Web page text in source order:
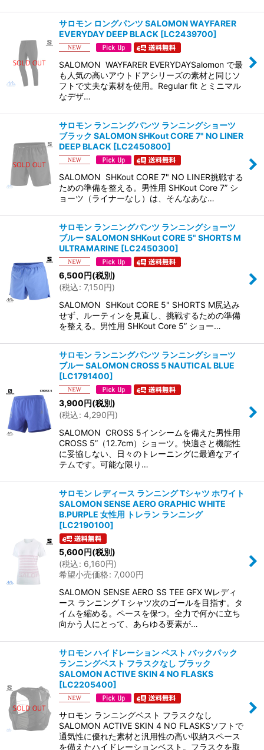
サロモン ロングパンツ SALOMON WAYFARER
EVERYDAY DEEP BLACK [LC2439700]
SALOMON WAYFARER EVERYDAYSalomon で最
も人気の高いアウトドアシリーズの素材と同じソ
フトで丈夫な素材を使用。Regular fit とミニマル
なデザ…
サロモン ランニングパンツ ランニングショーツ
ブラック SALOMON SHKout CORE 7" NO LINER
DEEP BLACK [LC2450800]
SALOMON SHKout CORE 7" NO LINER挑戦する
ための準備を整える。男性用 SHKout Core 7” シ
ョーツ（ライナーなし）は、そんなあな…
サロモン ランニングパンツ ランニングショーツ
ブルー SALOMON SHKout CORE 5" SHORTS M
ULTRAMARINE [LC2450300]
6,500円(税別)
(税込: 7,150円)
SALOMON SHKout CORE 5" SHORTS M尻込み
せず、ルーティンを見直し、挑戦するための準備
を整える。男性用 SHKout Core 5” ショー…
サロモン ランニングパンツ ランニングショーツ
ブルー SALOMON CROSS 5 NAUTICAL BLUE
[LC1791400]
3,900円(税別)
(税込: 4,290円)
SALOMON CROSS 5インシームを備えた男性用
CROSS 5”（12.7cm）ショーツ。快適さと機能性
に妥協しない、日々のトレーニングに最適なアイ
テムです。可能な限り…
サロモン レディース ランニング Tシャツ ホワイト
SALOMON SENSE AERO GRAPHIC WHITE
B.PURPLE 女性用 トレラン ランニング
[LC2190100]
5,600円(税別)
(税込: 6,160円)
希望小売価格: 7,000円
SALOMON SENSE AERO SS TEE GFX Wレディ
ース ランニングＴシャツ次のゴールを目指す。タ
イムを縮める。ペースを保つ。全力で何かに立ち
向かう人にとって、あらゆる要素が…
サロモン ハイドレーション ベスト バックパック
ランニングベスト フラスクなし ブラック
SALOMON ACTIVE SKIN 4 NO FLASKS
[LC2205400]
サロモン ランニングベスト フラスクなし
SALOMON ACTIVE SKIN 4 NO FLASKSソフトで
通気性に優れた素材と汎用性の高い収納スペース
を備えたハイドレーションベスト。フラスクを取